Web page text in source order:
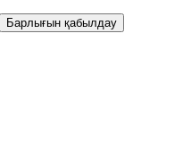
Барлығын қабылдау